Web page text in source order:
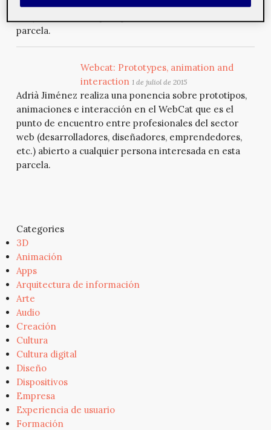
parcela.
Webcat: Prototypes, animation and
interaction 1 de juliol de 2015
Adrià Jiménez realiza una ponencia sobre prototipos,
animaciones e interacción en el WebCat que es el
punto de encuentro entre profesionales del sector
web (desarrolladores, diseñadores, emprendedores,
etc.) abierto a cualquier persona interesada en esta
parcela.
Categories
3D
Animación
Apps
Arquitectura de información
Arte
Audio
Creación
Cultura
Cultura digital
Diseño
Dispositivos
Empresa
Experiencia de usuario
Formación